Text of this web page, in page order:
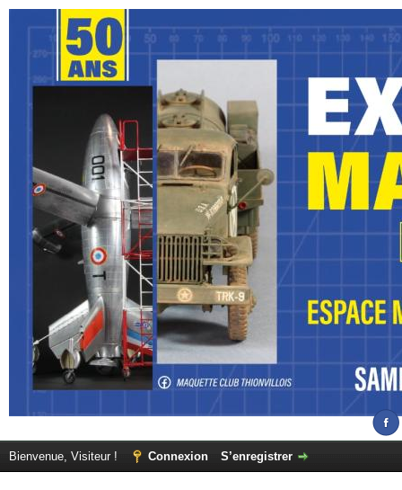
Bienvenue, Visiteur ! Connexion S’enregistrer